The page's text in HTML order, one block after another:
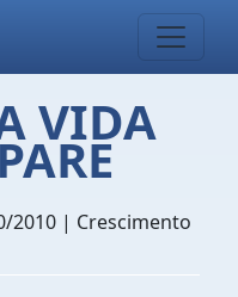
VIDA
2010 | Crescimento